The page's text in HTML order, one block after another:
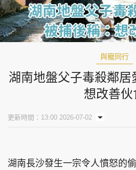
東周食玩通
玄學靈異
與寵同行
湖南地盤父子毒殺鄰居
想改善伙
更新時間：13:00 2026-07-02
湖南長沙發生一宗令人憤怒的